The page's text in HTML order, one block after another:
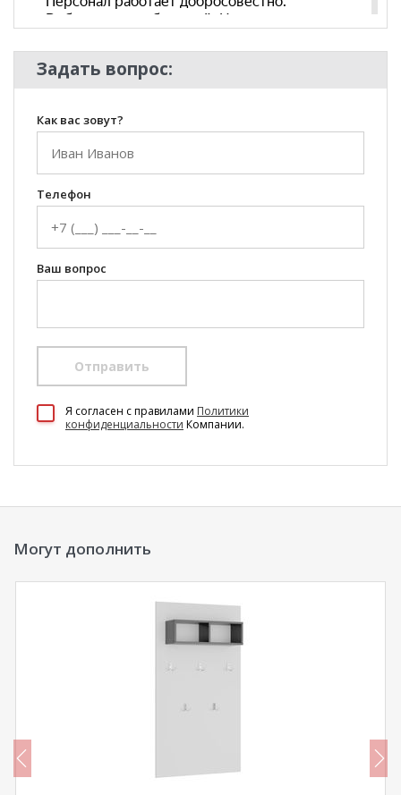
Задать вопрос:
Как вас зовут?
Телефон
Ваш вопрос
Отправить
Я согласен c правилами Политики
конфиденциальности Компании.
Могут дополнить